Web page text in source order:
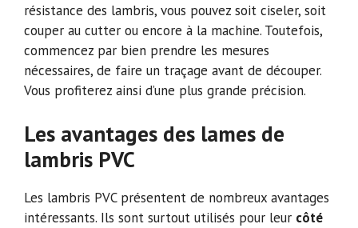
résistance des lambris, vous pouvez soit ciseler, soit
couper au cutter ou encore à la machine. Toutefois,
commencez par bien prendre les mesures
nécessaires, de faire un traçage avant de découper.
Vous profiterez ainsi d’une plus grande précision.
Les avantages des lames de
lambris PVC
Les lambris PVC présentent de nombreux avantages
intéressants. Ils sont surtout utilisés pour leur côté